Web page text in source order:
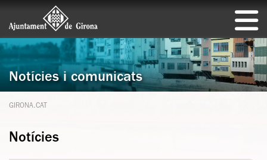
Notícies i comunicats
GIRONA.CAT
Notícies